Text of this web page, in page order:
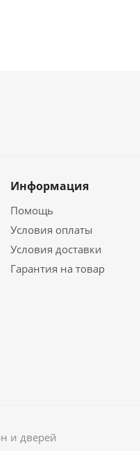
Информация
Помощь
Условия оплаты
Условия доставки
Гарантия на товар
и дверей